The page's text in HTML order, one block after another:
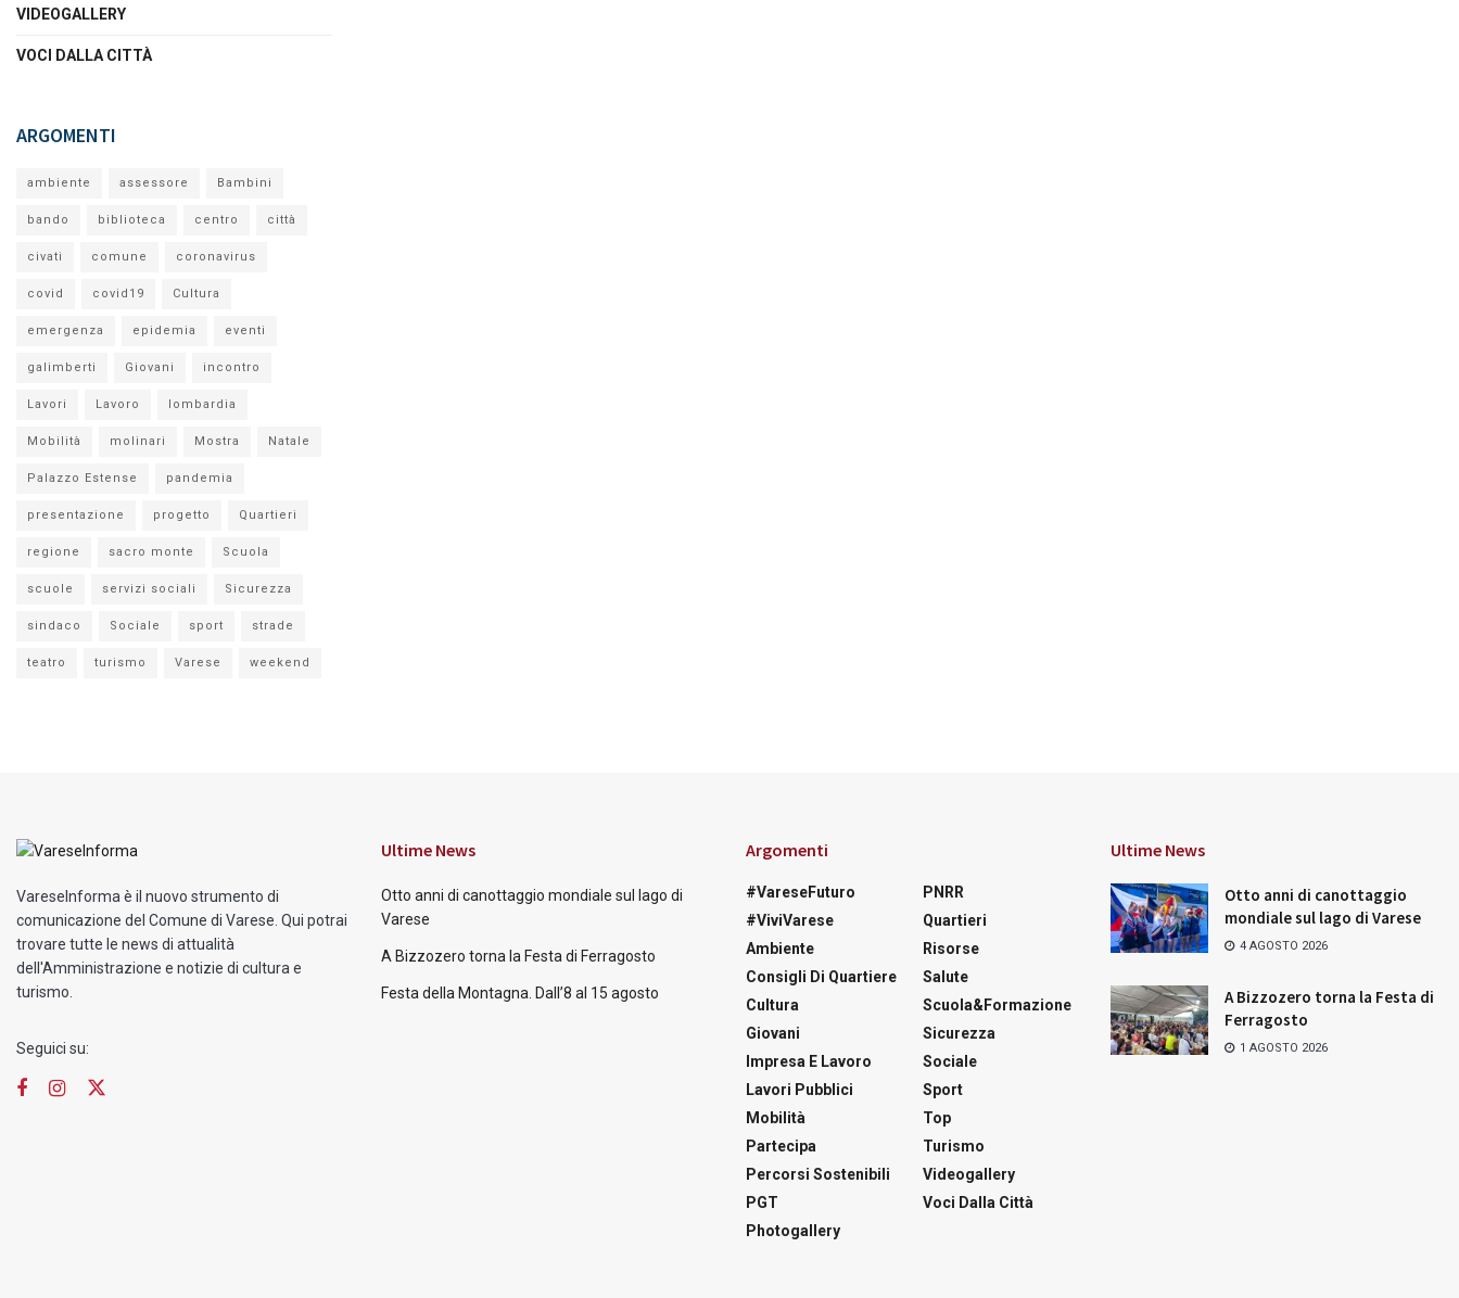
VIDEOGALLERY
VOCI DALLA CITTÀ
ARGOMENTI
ambiente assessore Bambini
bando biblioteca centro città
civati comune coronavirus
covid covid19 Cultura
emergenza epidemia eventi
galimberti Giovani incontro
Lavori Lavoro lombardia
Mobilità molinari Mostra Natale
Palazzo Estense pandemia
presentazione progetto Quartieri
regione sacro monte Scuola
scuole servizi sociali Sicurezza
sindaco Sociale sport strade
teatro turismo Varese weekend
VareseInforma è il nuovo strumento di
comunicazione del Comune di Varese. Qui potrai
trovare tutte le news di attualità
dell'Amministrazione e notizie di cultura e
turismo.
Seguici su:
Ultime News
Otto anni di canottaggio mondiale sul lago di
Varese
A Bizzozero torna la Festa di Ferragosto
Festa della Montagna. Dall’8 al 15 agosto
Argomenti
#VareseFuturo
#ViviVarese
Ambiente
Consigli Di Quartiere
Cultura
Giovani
Impresa E Lavoro
Lavori Pubblici
Mobilità
Partecipa
Percorsi Sostenibili
PGT
Photogallery
PNRR
Quartieri
Risorse
Salute
Scuola&Formazione
Sicurezza
Sociale
Sport
Top
Turismo
Videogallery
Voci Dalla Città
Ultime News
Otto anni di canottaggio
mondiale sul lago di Varese
4 AGOSTO 2026
A Bizzozero torna la Festa di
Ferragosto
1 AGOSTO 2026